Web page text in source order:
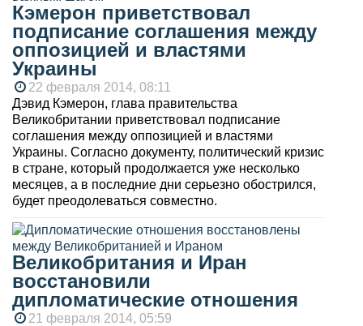
Кэмерон приветствовал
подписание соглашения между
оппозицией и властями
Украины
22 февраля 2014, 08:11
Дэвид Кэмерон, глава правительства
Великобритании приветствовал подписание
соглашения между оппозицией и властями
Украины. Согласно документу, политический кризис
в стране, который продолжается уже несколько
месяцев, а в последние дни серьезно обострился,
будет преодолеваться совместно.
Великобритания и Иран
восстановили
дипломатические отношения
21 февраля 2014, 05:59